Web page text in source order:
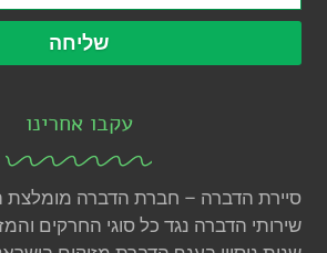
שליחה
עקבו אחרינו
סיירת הדברה – חברת הדברה